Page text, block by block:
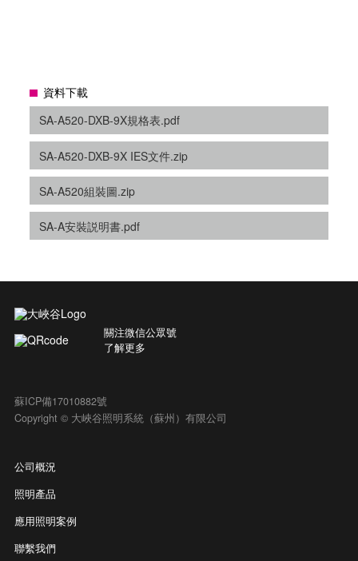
資料下載
SA-A520-DXB-9X規格表.pdf
SA-A520-DXB-9X IES文件.zip
SA-A520組裝圖.zip
SA-A安裝説明書.pdf
關注微信公眾號
了解更多
蘇ICP備17010882號
Copyright © 大峽谷照明系統（蘇州）有限公司
公司概況
照明產品
應用照明案例
聯繫我們